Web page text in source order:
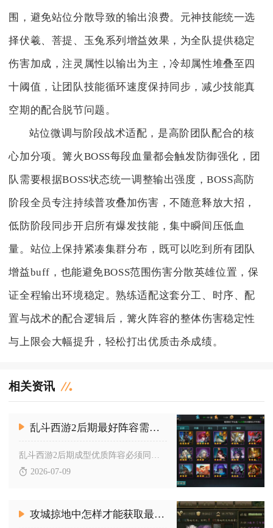
围，避免站位分散导致的输出浪费。元神技能统一选
择伏羲、菩提、玉兔系列增益效果，为全队提供稳定
伤害加成，注灵属性以输出为主，冷却属性堆叠至四
十阈值，让团队技能循环速度保持同步，减少技能真
空期的配合脱节问题。
站位微调与阶段战术适配，是高阶团队配合的核
心加分项。篝火BOSS每段血量都会触发防御强化，团
队需要根据BOSS状态统一调整输出强度，BOSS高防
阶段全员专注持续普攻叠加伤害，不随意释放大招，
低防阶段同步开启所有爆发技能，集中瞬间压低血
量。站位上保持紧凑集群分布，既可以吃到所有团队
增益buff，也能避免BOSS范围伤害分散英雄位置，保
证全程输出环境稳定。熟练适配这套分工、时序、配
置与战术的配合逻辑后，篝火阵容的整体伤害稳定性
与上限会大幅提升，轻松打出优质击杀成绩。
相关资讯
乱斗西游2后期最好阵容需要注意哪些要素
乱斗西游2后期成型优质阵容必须同时兼顾英雄机制互补、种族克制...
2026-07-09
攻城掠地中怎样才能获取最多的经验